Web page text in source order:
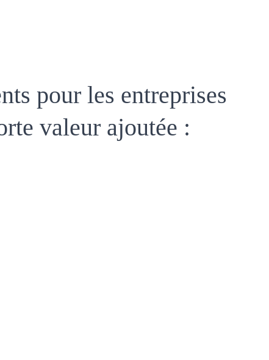
pour les entreprises
valeur ajoutée :